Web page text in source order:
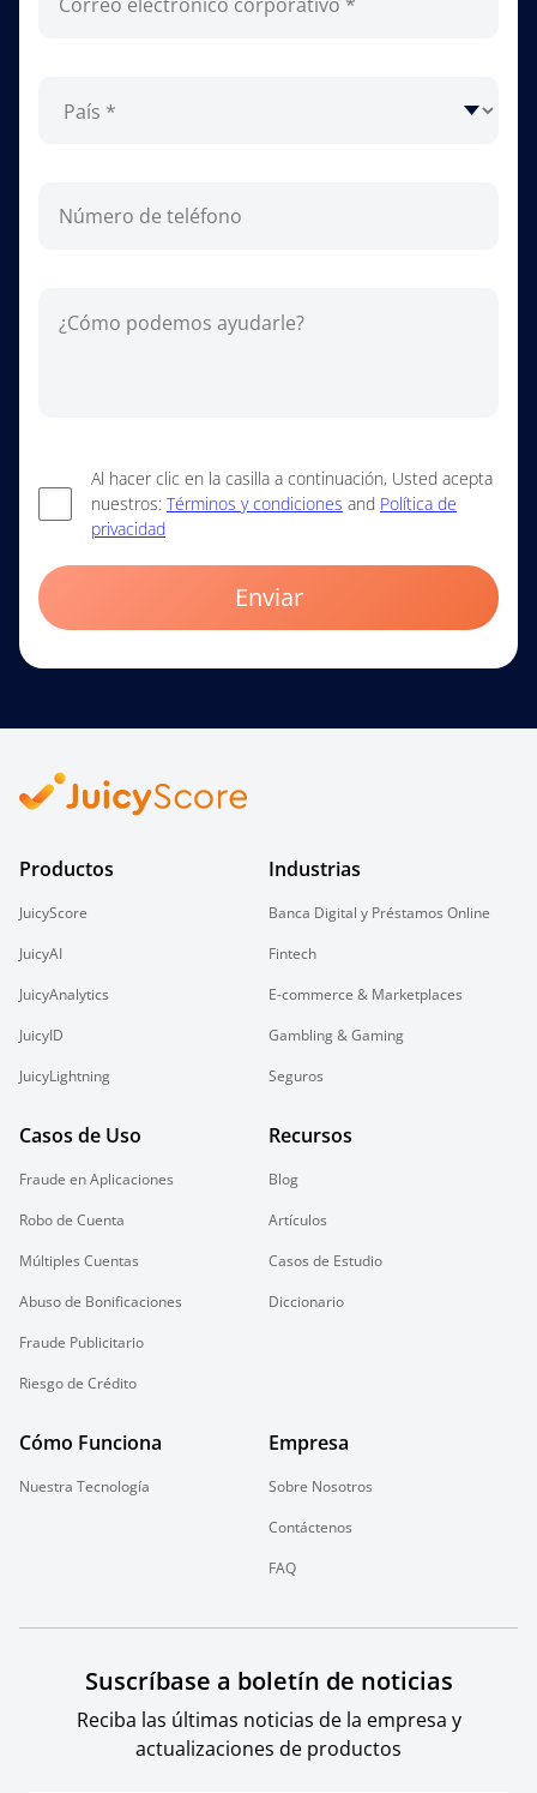
Al hacer clic en la casilla a continuación, Usted acepta
nuestros: Términos y condiciones and Política de
privacidad
Enviar
Productos
JuicyScore
JuicyAI
JuicyAnalytics
JuicyID
JuicyLightning
Industrias
Banca Digital y Préstamos Online
Fintech
E-commerce & Marketplaces
Gambling & Gaming
Seguros
Casos de Uso
Fraude en Aplicaciones
Robo de Cuenta
Múltiples Cuentas
Abuso de Bonificaciones
Fraude Publicitario
Riesgo de Crédito
Recursos
Blog
Artículos
Casos de Estudio
Diccionario
Cómo Funciona
Nuestra Tecnología
Empresa
Sobre Nosotros
Contáctenos
FAQ
Suscríbase a boletín de noticias
Reciba las últimas noticias de la empresa y
actualizaciones de productos